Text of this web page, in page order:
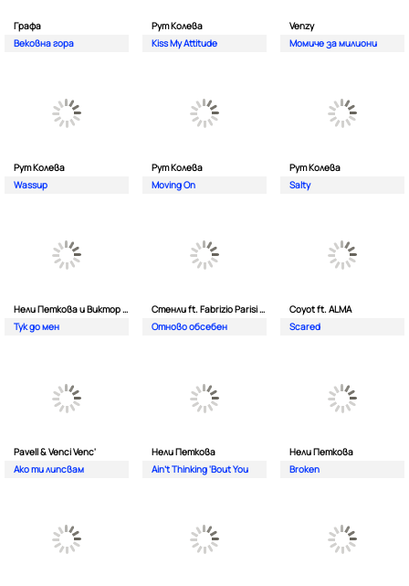
Графа
Вековна гора
Рут Колева
Kiss My Attitude
Venzy
Момиче за милиони
Рут Колева
Wassup
Рут Колева
Moving On
Рут Колева
Salty
Нели Петкова и Виктор Калев
Тук до мен
Стенли ft. Fabrizio Parisi & The Editor
Отново обсебен
Coyot ft. ALMA
Scared
Pavell & Venci Venc'
Ако ти липсвам
Нели Петкова
Ain't Thinking 'Bout You
Нели Петкова
Broken